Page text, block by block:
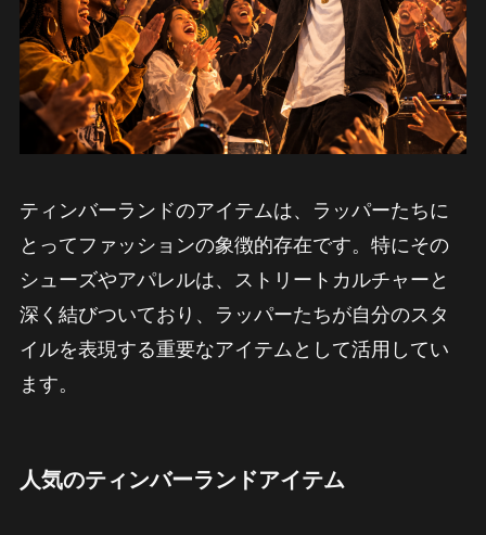
ティンバーランドのアイテムは、ラッパーたちに
とってファッションの象徴的存在です。特にその
シューズやアパレルは、ストリートカルチャーと
深く結びついており、ラッパーたちが自分のスタ
イルを表現する重要なアイテムとして活用してい
ます。
人気のティンバーランドアイテム